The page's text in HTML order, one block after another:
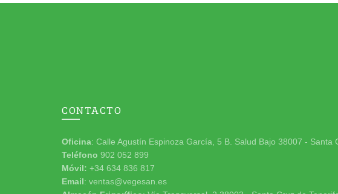
CONTACTO
Oficina: Calle Agustín Espinoza García, 5 B. Salud Bajo 38007 - Santa
Teléfono 902 052 899
Móvil: +34 634 836 817
Email: ventas@vegesan.es